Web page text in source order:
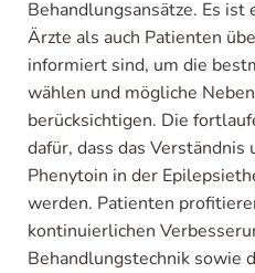
Behandlungsansätze. Es
Ärzte als auch Patienten
informiert sind, um die
wählen und mögliche
berücksichtigen. Die
dafür, dass das
Phenytoin in der
werden. Patienten
kontinuierlichen
Behandlungstechnik sowie